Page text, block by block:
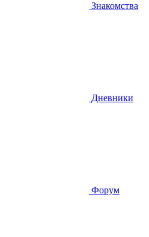
Знакомства
Дневники
Форум